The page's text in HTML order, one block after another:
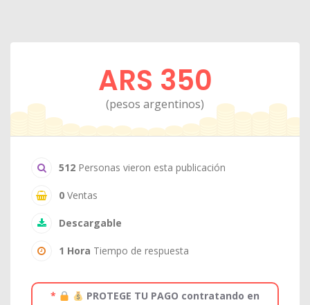
ARS 350
(pesos argentinos)
512 Personas vieron esta publicación
0 Ventas
Descargable
1 Hora Tiempo de respuesta
*
PROTEGE TU PAGO contratando en